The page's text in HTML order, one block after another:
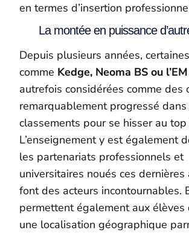
en termes d’insertion
La montée en puissance
Depuis plusieurs années,
comme Kedge, Neoma BS ou
autrefois considérées comme des
remarquablement progressé dans
classements pour se hisser au
L’enseignement y est également
les partenariats professionnels et
universitaires noués ces dernières
font des acteurs incontournables.
permettent également aux élèves
une localisation géographique